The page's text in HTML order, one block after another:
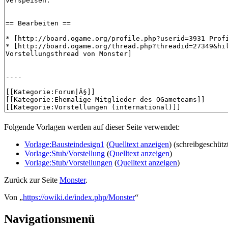
Folgende Vorlagen werden auf dieser Seite verwendet:
Vorlage:Bausteindesign1 (Quelltext anzeigen)
Vorlage:Stub/Vorstellung (Quelltext anzeigen)
Vorlage:Stub/Vorstellungen (Quelltext anzeigen)
Zurück zur Seite Monster.
Von „https://owiki.de/index.php/Monster“
Navigationsmenü